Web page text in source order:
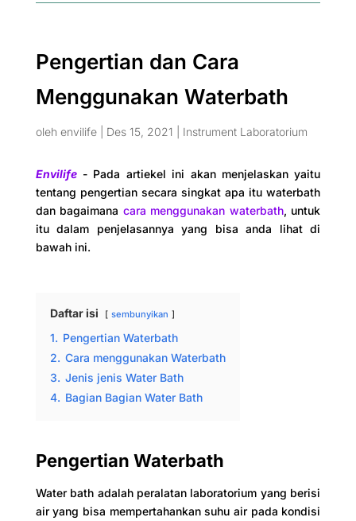
Pengertian dan Cara
Menggunakan Waterbath
oleh envilife| Des 15, 2021 Instrument Laboratorium
Envilife- Pada artiekel ini akan menjelaskan yaitu
tentang pengertian secara singkat apa itu waterbath
dan bagaimana cara menggunakan waterbath, untuk
itu dalam penjelasannya yang bisa anda lihat di
bawah ini.
Daftar isi sembunyikan
1. Pengertian Waterbath
2. Cara menggunakan Waterbath
3. Jenis jenis Water Bath
4. Bagian Bagian Water Bath
Pengertian Waterbath
Water bath adalah peralatan laboratorium yang berisi
air yang bisa mempertahankan suhu air pada kondisi